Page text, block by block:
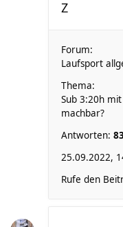
Z
Forum:
Laufsport
Thema:
Sub 3:20h
machbar?
Antworten:
25.09.2022,
Rufe den